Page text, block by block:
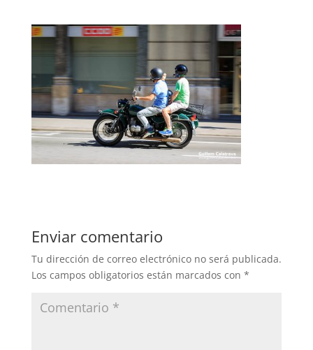
Enviar comentario
Tu dirección de correo electrónico no será publicada.
Los campos obligatorios están marcados con *